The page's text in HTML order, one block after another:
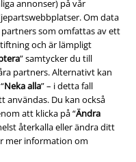
annonser) på vår
Om data
som omfattas av ett
och är lämpligt
” samtycker du till
partners. Alternativt kan
Neka alla” – i detta fall
användas. Du kan också
att klicka på “Ändra
återkalla eller ändra ditt
mer information om